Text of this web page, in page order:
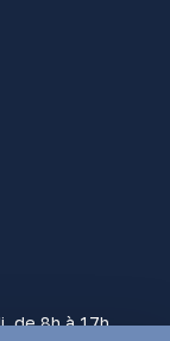
de 8h à 17h